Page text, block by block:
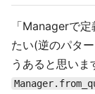
「Managerで
たい(逆のパタ
うあると思いま